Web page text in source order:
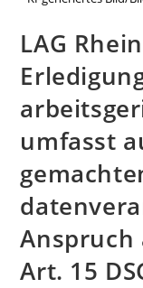
LAG
umfasst
Anspruch
Art. 15